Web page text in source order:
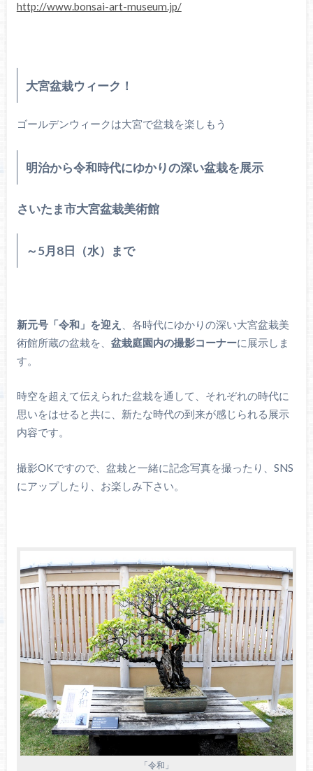
http://www.bonsai-art-museum.jp/
大宮盆栽ウィーク！
ゴールデンウィークは大宮で盆栽を楽しもう
明治から令和時代にゆかりの深い盆栽を展示
さいたま市大宮盆栽美術館
～5月8日（水）まで
新元号「令和」を迎え
、各時代にゆかりの深い大宮盆栽美
術館所蔵の盆栽を、 盆栽庭園内の撮影コーナーに展示しま
す。
時空を超えて伝えられた盆栽を通して、それぞれの時代に
思いをはせると共に、新たな時代の到来が感じられる展示
内容です。
撮影OKですので、盆栽と一緒に記念写真を撮ったり、SNS
にアップしたり、お楽しみ下さい。
「令和」